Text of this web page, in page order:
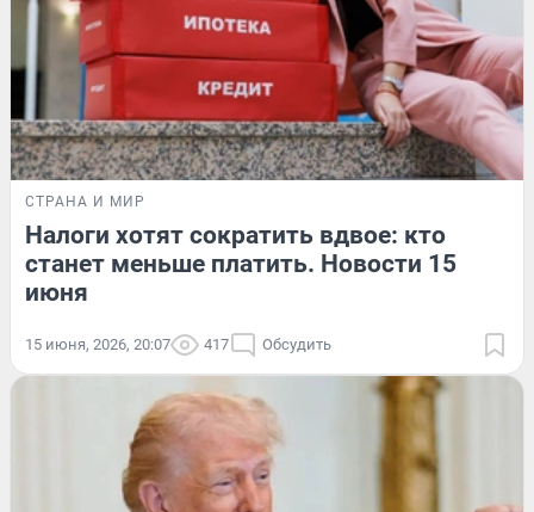
СТРАНА И МИР
Налоги хотят сократить вдвое: кто
станет меньше платить. Новости 15
июня
15 июня, 2026, 20:07 417 Обсудить